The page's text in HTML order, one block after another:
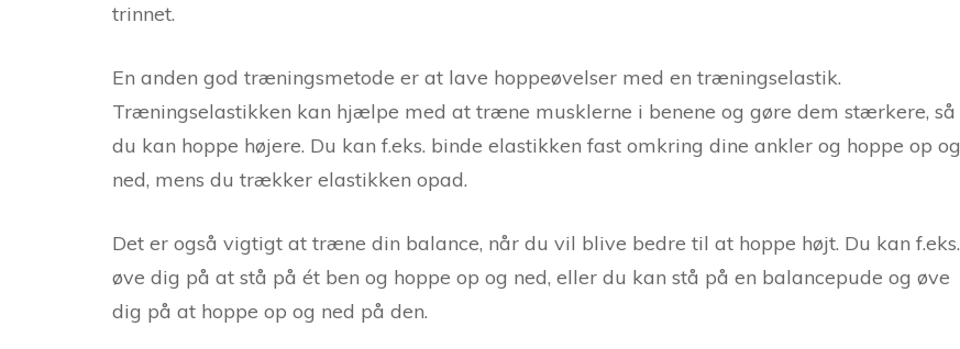
trinnet.
En anden god træningsmetode er at lave hoppeøvelser med en træningselastik.
Træningselastikken kan hjælpe med at træne musklerne i benene og gøre dem stærkere, så
du kan hoppe højere. Du kan f.eks. binde elastikken fast omkring dine ankler og hoppe op og
ned, mens du trækker elastikken opad.
Det er også vigtigt at træne din balance, når du vil blive bedre til at hoppe højt. Du kan f.eks.
øve dig på at stå på ét ben og hoppe op og ned, eller du kan stå på en balancepude og øve
dig på at hoppe op og ned på den.